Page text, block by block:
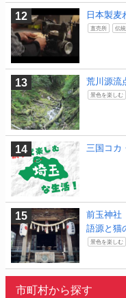
日本製麦
直売所 伝
荒川源流
景色を楽しむ
三国コカ
前玉神社
語源と猫
景色を楽しむ
市町村から探す